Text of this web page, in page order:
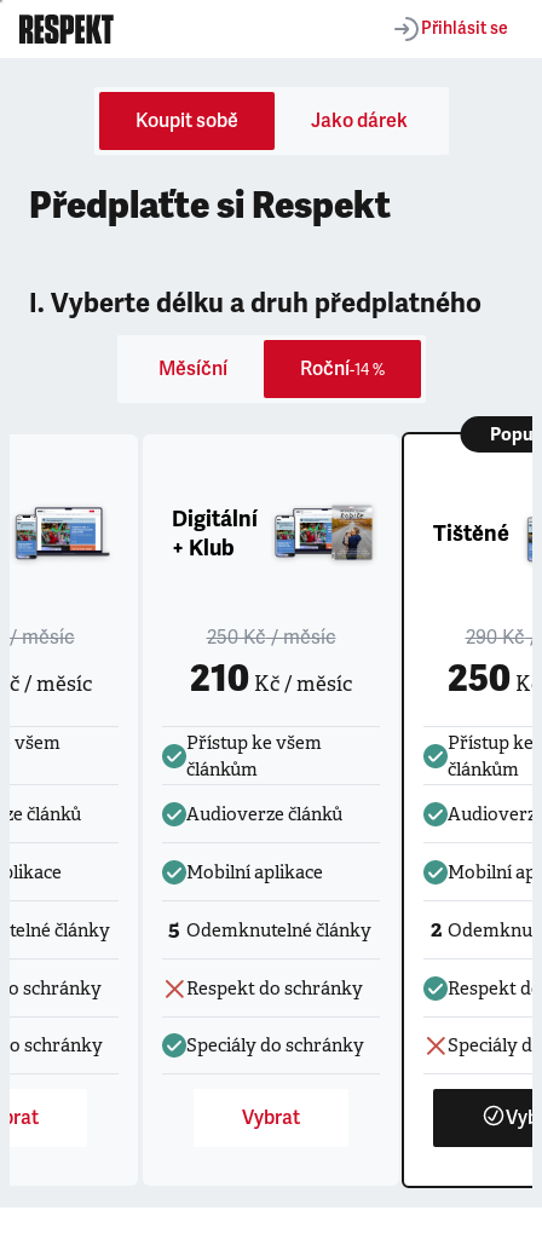
Přihlásit se
Koupit sobě Jako dárek
Předplaťte si Respekt
I. Vyberte délku a druh předplatného
Měsíční Roční-14 %
/ měsíc
/ měsíc
všem
článků
články
schránky
schránky
Digitální
+ Klub
250 Kč/ měsíc
210 Kč / měsíc
Přístup ke všem
článkům
Audioverze článků
Mobilní aplikace
5 Odemknutelné články
Respekt do schránky
Speciály do schránky
Vybrat
Tištěné
290 Kč/
250Kč
Přístup ke
článkům
Mobilní
2
Respekt
Speciály